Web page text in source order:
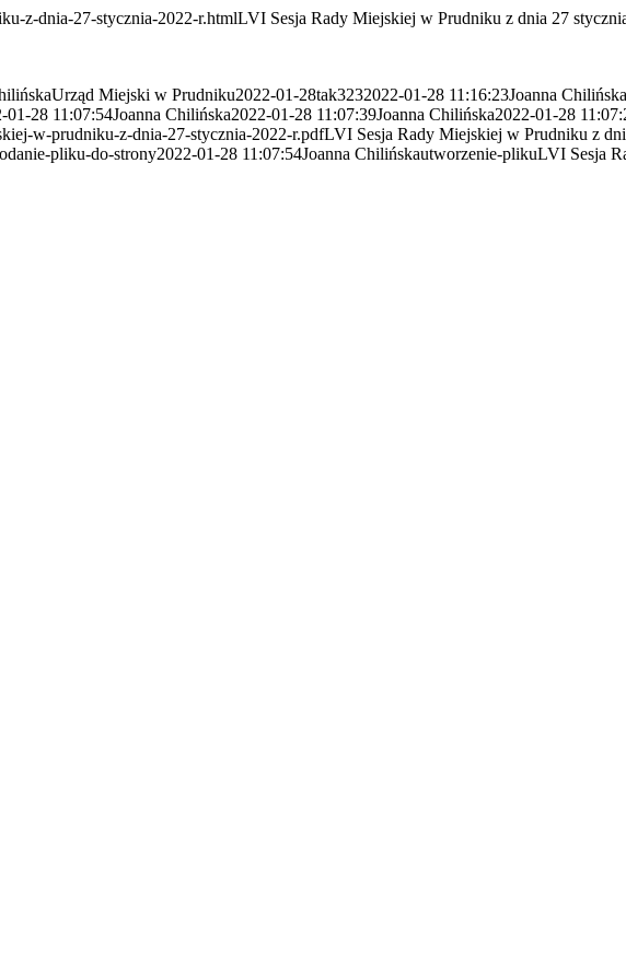
z-dnia-27-stycznia-2022-r.htmlLVI Sesja Rady Miejskiej w Prudniku z dnia 27
Urząd Miejski w Prudniku2022-01-28tak3232022-01-28 11:16:23Joanna Chilińska
01-28 11:07:54Joanna Chilińska2022-01-28 11:07:39Joanna Chilińska2022-01-28
w-prudniku-z-dnia-27-stycznia-2022-r.pdfLVI Sesja Rady Miejskiej w Prudniku z
pliku-do-strony2022-01-28 11:07:54Joanna Chilińskautworzenie-plikuLVI Sesja